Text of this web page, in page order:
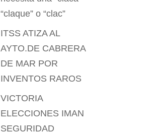
“claque” o “clac”
ITSS ATIZA AL
AYTO.DE CABRERA
DE MAR POR
INVENTOS RAROS
VICTORIA
ELECCIONES IMAN
SEGURIDAD